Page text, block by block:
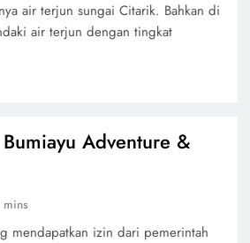
air terjun sungai Citarik. Bahkan di
air terjun dengan tingkat
Adventure &
mins
mendapatkan izin dari pemerintah